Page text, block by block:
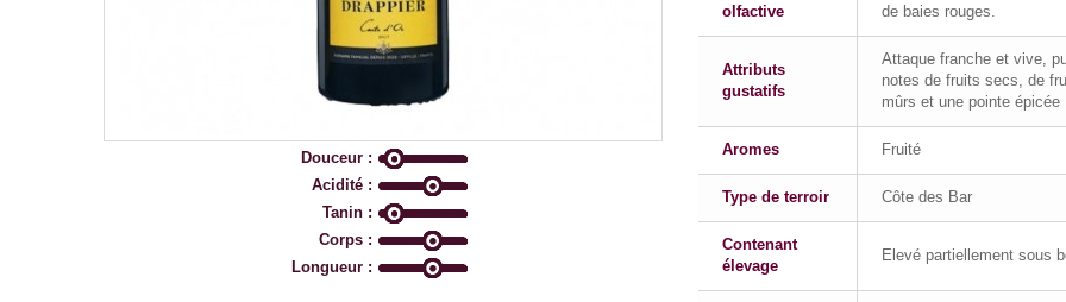
Douceur :
Acidité :
Tanin :
Corps :
Longueur :
olfactive
de baies rouges.
Attributs
gustatifs
Attaque franche et vive,
notes de fruits secs, de
mûrs et une pointe épicée
Aromes Fruité
Type de terroir Côte des Bar
Contenant
élevage
Elevé partiellement sous